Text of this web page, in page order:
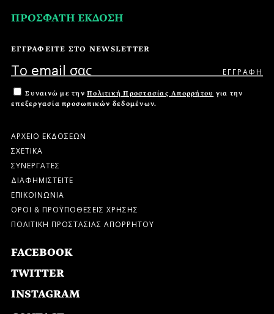
ΠΡΟΣΦΑΤΗ ΕΚΔΟΣΗ
ΕΓΓΡΑΦΕΙΤΕ ΣΤΟ NEWSLETTER
Συναινώ με την Πολιτική Προστασίας Απορρήτου για την
επεξεργασία προσωπικών δεδομένων.
ΑΡΧΕΙΟ ΕΚΔΟΣΕΩΝ
ΣΧΕΤΙΚΑ
ΣΥΝΕΡΓΑΤΕΣ
ΔΙΑΦΗΜΙΣΤΕΙΤΕ
ΕΠΙΚΟΙΝΩΝΙΑ
ΟΡΟΙ & ΠΡΟΫΠΟΘΕΣΕΙΣ ΧΡΗΣΗΣ
ΠΟΛΙΤΙΚΗ ΠΡΟΣΤΑΣΙΑΣ ΑΠΟΡΡΗΤΟΥ
FACEBOOK
TWITTER
INSTAGRAM